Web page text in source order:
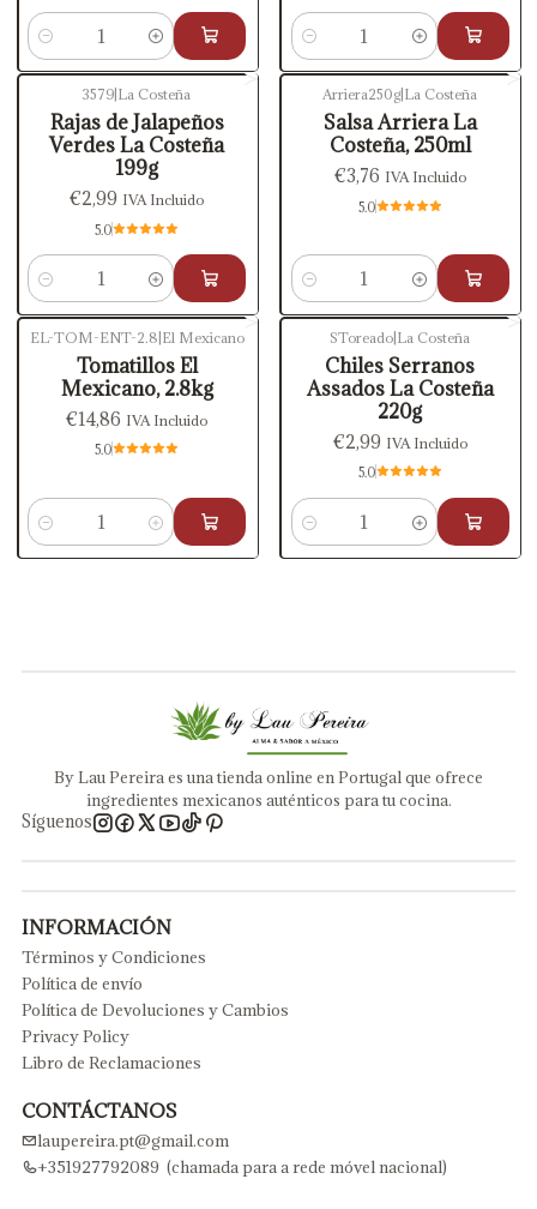
Cantidad Cantidad
3579 La Costeña
Rajas de Jalapeños
Verdes La Costeña
199g
€2,99 IVA Incluido
5.0
Cantidad
Arriera250g| La Costeña
Salsa Arriera La
Costeña, 250ml
€3,76 IVA Incluido
5.0
Cantidad
EL-TOM-ENT-2.8|El Mexicano
Tomatillos El
Mexicano, 2.8kg
€14,86 IVA Incluido
5.0
Cantidad
SToreado|La Costeña
Chiles Serranos
Assados La Costeña
220g
€2,99 IVA Incluido
5.0
Cantidad
By Lau Pereira es una tienda online en Portugal que ofrece
ingredientes mexicanos auténticos para tu cocina.
Síguenos
INFORMACIÓN
Términos y Condiciones
Política de envío
Política de Devoluciones y Cambios
Privacy Policy
Libro de Reclamaciones
CONTÁCTANOS
laupereira.pt@gmail.com
+351927792089 (chamada para a rede móvel nacional)